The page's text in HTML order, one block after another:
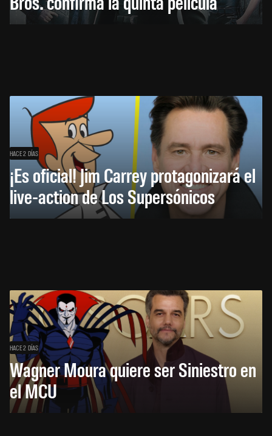
HACE 2 DÍAS
¡Es oficial! Jim Carrey protagonizará el
live-action de Los Supersónicos
HACE 2 DÍAS
Wagner Moura quiere ser Siniestro en
el MCU